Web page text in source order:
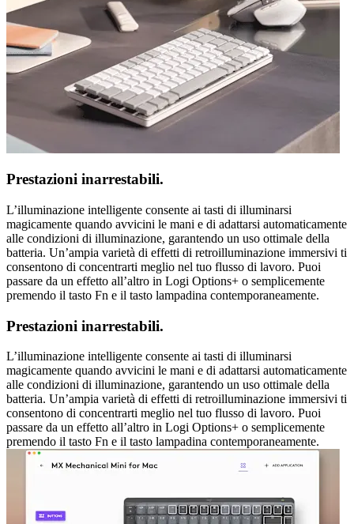
Prestazioni inarrestabili.
L’illuminazione intelligente consente ai tasti di illuminarsi
magicamente quando avvicini le mani e di adattarsi automaticamente
alle condizioni di illuminazione, garantendo un uso ottimale della
batteria. Un’ampia varietà di effetti di retroilluminazione immersivi ti
consentono di concentrarti meglio nel tuo flusso di lavoro. Puoi
passare da un effetto all’altro in Logi Options+ o semplicemente
premendo il tasto Fn e il tasto lampadina contemporaneamente.
Prestazioni inarrestabili.
L’illuminazione intelligente consente ai tasti di illuminarsi
magicamente quando avvicini le mani e di adattarsi automaticamente
alle condizioni di illuminazione, garantendo un uso ottimale della
batteria. Un’ampia varietà di effetti di retroilluminazione immersivi ti
consentono di concentrarti meglio nel tuo flusso di lavoro. Puoi
passare da un effetto all’altro in Logi Options+ o semplicemente
premendo il tasto Fn e il tasto lampadina contemporaneamente.